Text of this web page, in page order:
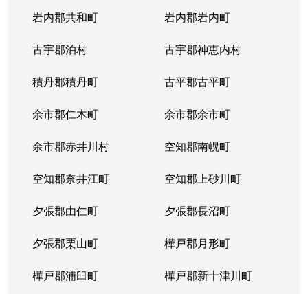
岩内郡共和町 岩内郡岩内町
古宇郡泊村 古宇郡神恵内村
積丹郡積丹町 古平郡古平町
余市郡仁木町 余市郡余市町
余市郡赤井川村 空知郡南幌町
空知郡奈井江町 空知郡上砂川町
夕張郡由仁町 夕張郡長沼町
夕張郡栗山町 樺戸郡月形町
樺戸郡浦臼町 樺戸郡新十津川町